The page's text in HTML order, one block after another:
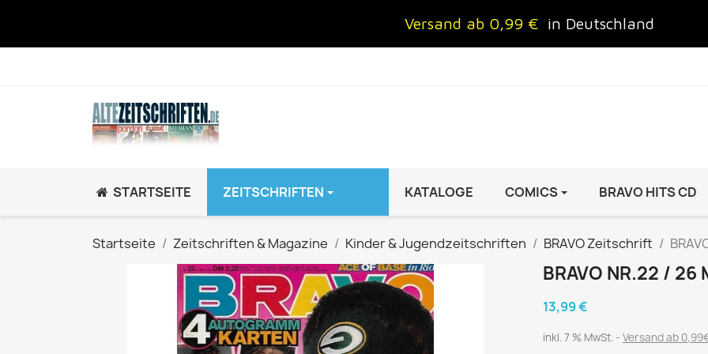
Versand ab 0,99 € in Deutschland
STARTSEITE ZEITSCHRIFTEN
JUGEND / KIND
BRAVO GiRL!
BRAVO HipHop Special
BRAVO Zeitschrift
hey!
FRAUEN AUTO & MOTOR
auto motor sport Archiv
Autoprospekte &
Broschüren
KATALOGE COMICS BRAVO HITS CD
Startseite Zeitschriften & Magazine Kinder & Jugendzeitschriften BRAVO Zeitschrift
BRAVO NR.22 / 26
13,99 €
inkl. 7 % MwSt. Versand ab